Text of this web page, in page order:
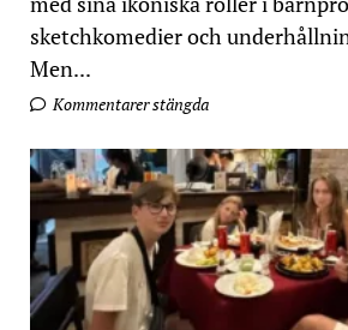
sketchkomedier och
Men...
Kommentarer stängda